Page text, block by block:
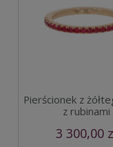
Pierścionek z
z rubinami
3 300,00